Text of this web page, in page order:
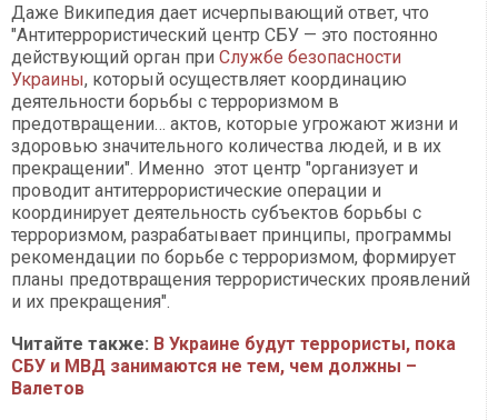
Даже Википедия дает исчерпывающий ответ, что
"Антитеррористический центр СБУ — это постоянно
действующий орган при Службе безопасности
Украины, который осуществляет координацию
деятельности борьбы с терроризмом в
предотвращении… актов, которые угрожают жизни и
здоровью значительного количества людей, и в их
прекращении". Именно этот центр "организует и
проводит антитеррористические операции и
координирует деятельность субъектов борьбы с
терроризмом, разрабатывает принципы, программы
рекомендации по борьбе с терроризмом, формирует
планы предотвращения террористических проявлений
и их прекращения".
Читайте также: В Украине будут террористы, пока
СБУ и МВД занимаются не тем, чем должны –
Валетов